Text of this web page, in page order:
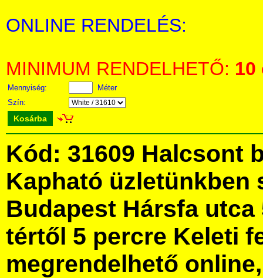
ONLINE RENDELÉS:
MINIMUM RENDELHETŐ: 10
Mennyiség:
Méter
Szín:
Kosárba
Kód: 31609 Halcsont
Kapható üzletünkben
Budapest Hársfa utca
tértől 5 percre Keleti
megrendelhető